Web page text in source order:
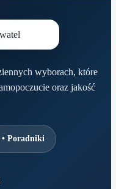
wyborach, które
oraz jakość
Poradniki